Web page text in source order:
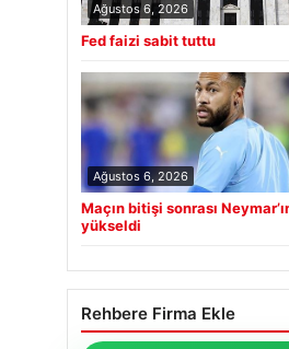
Ağustos 6, 2026
Fed faizi sabit tuttu
Ağustos 6, 2026
Maçın bitişi sonrası
yükseldi
Rehbere Firma Ekle